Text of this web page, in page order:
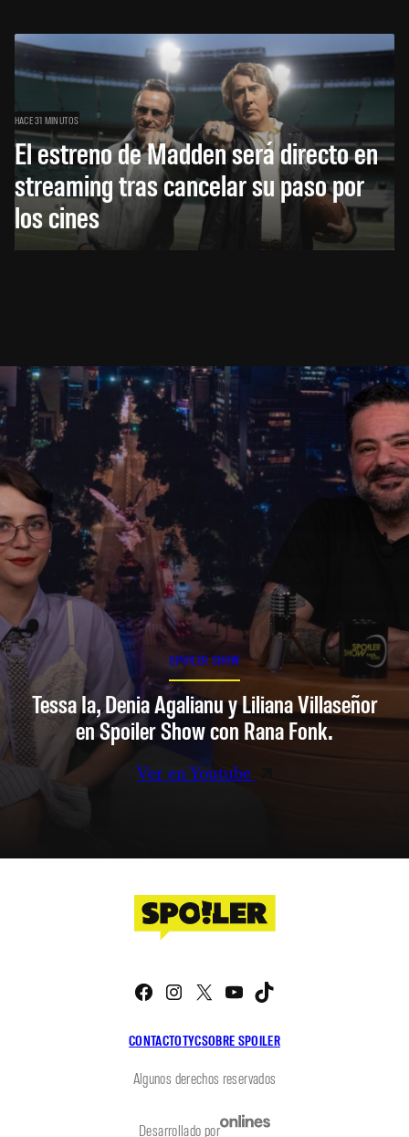
HACE 31 MINUTOS
El estreno de Madden será directo en
streaming tras cancelar su paso por
los cines
SPOILER SHOW
Tessa Ia, Denia Agalianu y Liliana Villaseñor
en Spoiler Show con Rana Fonk.
Ver en Youtube
CONTACTOTYCSOBRE SPOILER
Facebook
Instagram
X YouTube
Algunos derechos reservados
Desarrollado por